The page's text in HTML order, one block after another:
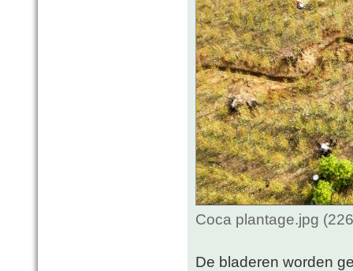
Coca plantage.jpg
De bladeren worden